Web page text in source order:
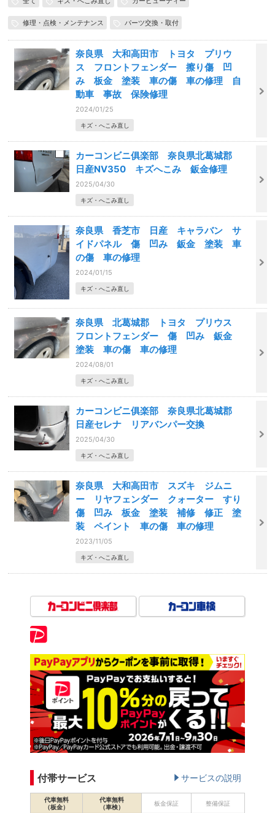
修理・点検・メンテナンス パーツ交換・取付
奈良県 大和高田市 トヨタ プリウ
ス フロントフェンダー 擦り傷 凹
み 板金 塗装 車の傷 車の修理 自
動車 事故 保険修理
2024/01/25
キズ・へこみ直し
カーコンビニ俱楽部 奈良県北葛城郡
日産NV350 キズへこみ 鈑金修理
2025/04/30
キズ・へこみ直し
奈良県 香芝市 日産 キャラバン サ
イドパネル 傷 凹み 鈑金 塗装 車
の傷 車の修理
2024/01/15
キズ・へこみ直し
奈良県 北葛城郡 トヨタ プリウス
フロントフェンダー 傷 凹み 鈑金
塗装 車の傷 車の修理
2024/08/01
キズ・へこみ直し
カーコンビニ俱楽部 奈良県北葛城郡
日産セレナ リアバンパー交換
2025/04/30
キズ・へこみ直し
奈良県 大和高田市 スズキ ジムニ
ー リヤフェンダー クォーター すり
傷 凹み 板金 塗装 補修 修正 塗
装 ペイント 車の傷 車の修理
2023/11/05
キズ・へこみ直し
付帯サービス サービスの説明
代車無料
（板金）
代車無料
（車検）
板金保証 整備保証